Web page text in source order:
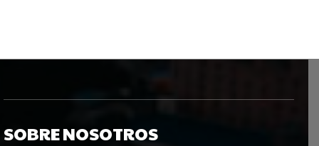
SOBRE NOSOTROS